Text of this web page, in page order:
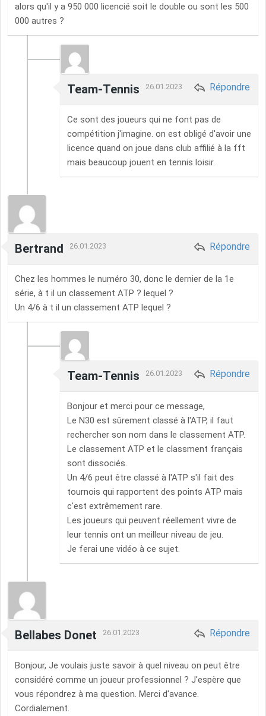
alors qu'il y a 950 000 licencié soit le double ou sont les 500
000 autres ?
Team-Tennis 26.01.2023 Répondre
Ce sont des joueurs qui ne font pas de
compétition j'imagine. on est obligé d'avoir une
licence quand on joue dans club affilié à la fft
mais beaucoup jouent en tennis loisir.
Bertrand 26.01.2023 Répondre
Chez les hommes le numéro 30, donc le dernier de la 1e
série, à t il un classement ATP ? lequel ?
Un 4/6 à t il un classement ATP lequel ?
Team-Tennis 26.01.2023 Répondre
Bonjour et merci pour ce message,
Le N30 est sûrement classé à l'ATP, il faut
rechercher son nom dans le classement ATP.
Le classement ATP et le classment français
sont dissociés.
Un 4/6 peut être classé à l'ATP s'il fait des
tournois qui rapportent des points ATP mais
c'est extrêmement rare.
Les joueurs qui peuvent réellement vivre de
leur tennis ont un meilleur niveau de jeu.
Je ferai une vidéo à ce sujet.
Bellabes Donet 26.01.2023 Répondre
Bonjour, Je voulais juste savoir à quel niveau on peut être
considéré comme un joueur professionnel ? J'espère que
vous répondrez à ma question. Merci d'avance.
Cordialement.